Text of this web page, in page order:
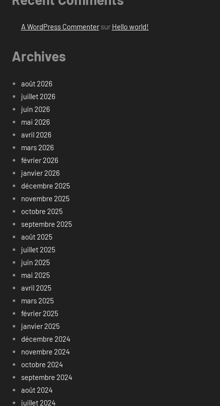
A WordPress Commentersur Hello world!
Archives
août 2026
juillet 2026
juin 2026
mai 2026
avril 2026
mars 2026
février 2026
janvier 2026
décembre 2025
novembre 2025
octobre 2025
septembre 2025
août 2025
juillet 2025
juin 2025
mai 2025
avril 2025
mars 2025
février 2025
janvier 2025
décembre 2024
novembre 2024
octobre 2024
septembre 2024
août 2024
juillet 2024